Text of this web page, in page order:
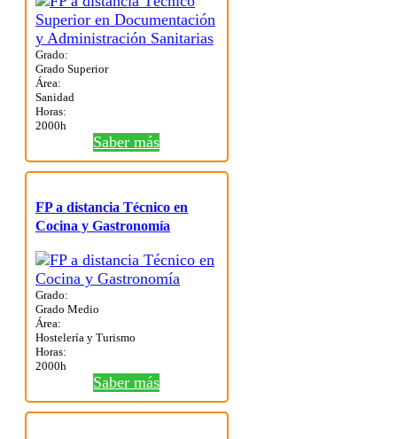
Grado:
Grado Superior
Área:
Sanidad
Horas:
2000h
Saber más
FP a distancia Técnico en
Cocina y Gastronomía
Grado:
Grado Medio
Área:
Hostelería y Turismo
Horas:
2000h
Saber más